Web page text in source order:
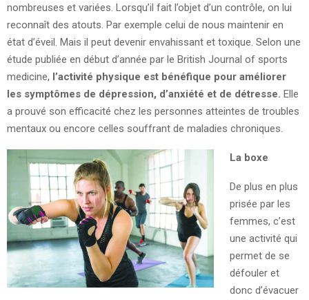
nombreuses et variées. Lorsqu’il fait l’objet d’un contrôle, on lui
reconnaît des atouts. Par exemple celui de nous maintenir en
état d’éveil. Mais il peut devenir envahissant et toxique. Selon une
étude publiée en début d’année par le British Journal of sports
medicine, l’activité physique est bénéfique pour améliorer
les symptômes de dépression, d’anxiété et de détresse. Elle
a prouvé son efficacité chez les personnes atteintes de troubles
mentaux ou encore celles souffrant de maladies chroniques.
La boxe
De plus en plus
prisée par les
femmes, c’est
une activité qui
permet de se
défouler et
donc d’évacuer